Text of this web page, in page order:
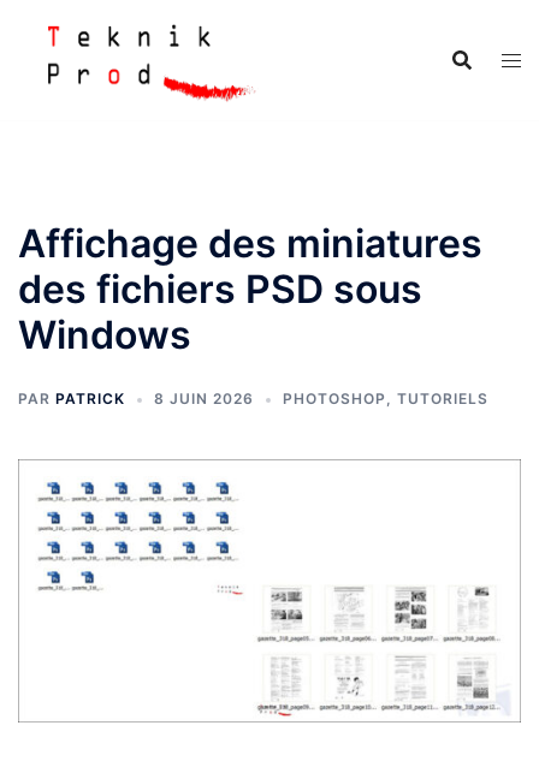
contenu
Affichage des miniatures
des fichiers PSD sous
Windows
PAR PATRICK 8 JUIN 2026 PHOTOSHOP , TUTORIELS